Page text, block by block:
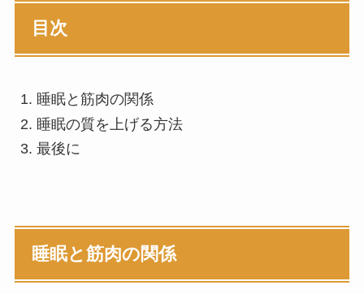
目次
睡眠と筋肉の関係
睡眠の質を上げる方法
最後に
睡眠と筋肉の関係